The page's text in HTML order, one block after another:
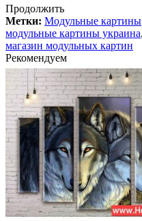
Продолжить
Метки: Модульные картины
модульные картины украина,
магазин модульных картин
Рекомендуем